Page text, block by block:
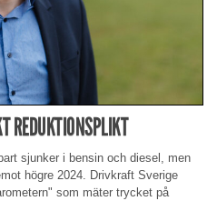
REDUKTIONSPLIKT
sjunker i bensin och diesel, men
högre 2024. Drivkraft Sverige
som mäter trycket på